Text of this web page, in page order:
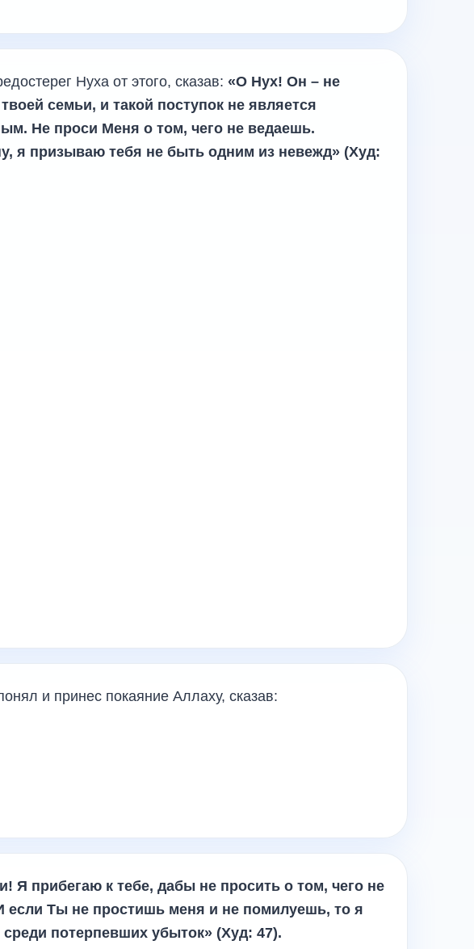
Нуха от этого, сказав: «О Нух! Он – не
семьи, и такой поступок не является
Не проси Меня о том, чего не ведаешь.
я призываю тебя не быть одним из невежд» (Худ:
и принес покаяние Аллаху, сказав:
Я прибегаю к тебе, дабы не просить о том, чего не
если Ты не простишь меня и не помилуешь, то я
среди потерпевших убыток» (Худ: 47).